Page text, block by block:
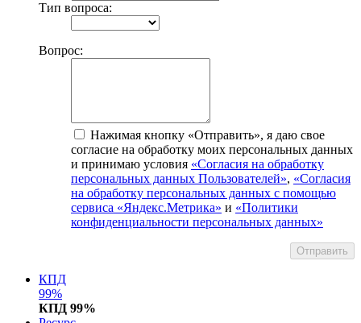
Тип вопроса:
Вопрос:
Нажимая кнопку «Отправить», я даю свое
согласие на обработку моих персональных данных
и принимаю условия «Согласия на обработку
персональных данных Пользователей», «Согласия
на обработку персональных данных с помощью
сервиса «Яндекс.Метрика» и «Политики
конфиденциальности персональных данных»
КПД
99%
КПД 99%